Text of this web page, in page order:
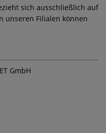
sich ausschließlich auf
unseren Filialen können
GmbH